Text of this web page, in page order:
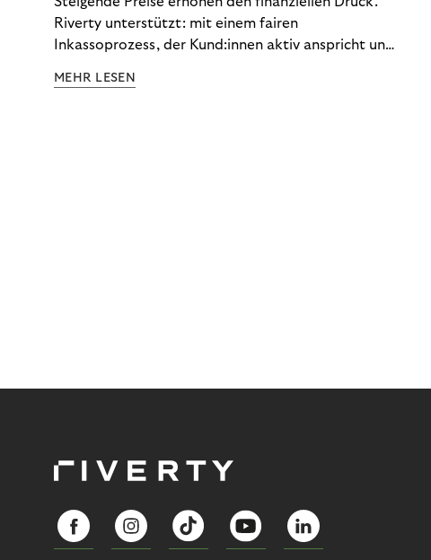
Riverty unterstützt: mit einem fairen
Inkassoprozess, der Kund:innen aktiv anspricht und
Finanzbildung ermöglicht. So bleiben Menschen
MEHR LESEN